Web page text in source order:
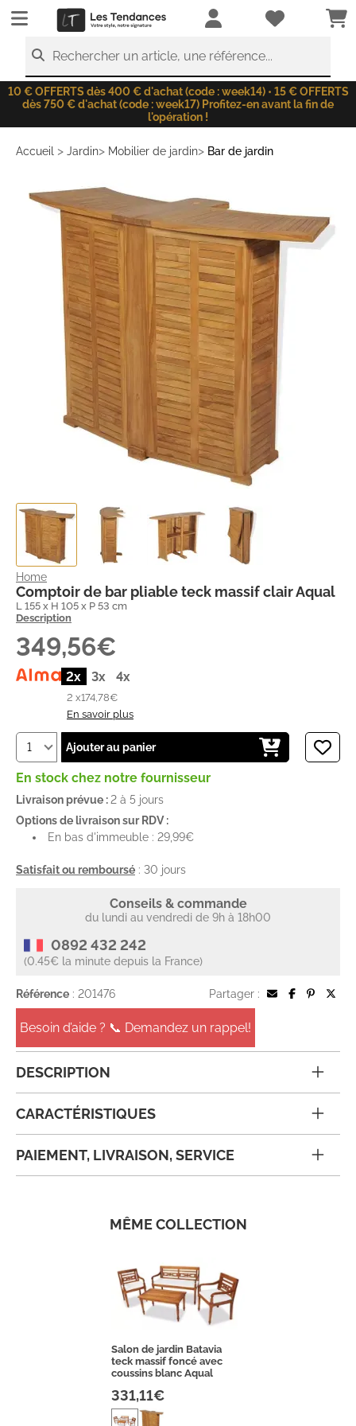
LesTendances.fr
Rechercher un article, une référence...
10 € OFFERTS dès 400 € d'achat (code : week14) • 15 € OFFERTS
dès 750 € d'achat (code : week17) Profitez-en avant la fin de
l'opération !
Accueil > Jardin> Mobilier de jardin> Bar de jardin
Home
Comptoir de bar pliable teck massif clair Aqual
L 155 x H 105 x P 53 cm
Description
349,56€
2x 3x 4x
2 x174,78€
En savoir plus
Ajouter au panier
En stock chez notre fournisseur
Livraison prévue :2 à 5 jours
Options de livraison sur RDV :
En bas d'immeuble : 29,99€
Satisfait ou remboursé : 30 jours
Conseils & commande
du lundi au vendredi de 9h à 18h00
0892 432 242
(0.45€ la minute depuis la France)
Référence : 201476 Partager :
Besoin d’aide ? 📞 Demandez un rappel!
DESCRIPTION
CARACTÉRISTIQUES
PAIEMENT, LIVRAISON, SERVICE
MÊME COLLECTION
Salon de jardin Batavia
teck massif foncé avec
coussins blanc Aqual
331,11€